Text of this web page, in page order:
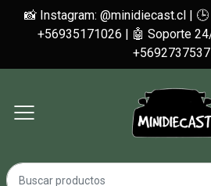
📸 Instagram: @minidiecast.cl |
+56935171026 | 🤖 Soporte